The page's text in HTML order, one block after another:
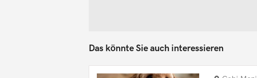
Das könnte Sie auch interessieren